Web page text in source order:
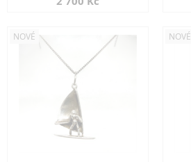
NOVÉ NOVÉ